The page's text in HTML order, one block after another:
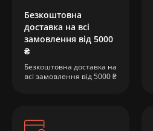
Безкоштовна
доставка на всі
замовлення від 5000
₴
Безкоштовна доставка на
всі замовлення від 5000 ₴